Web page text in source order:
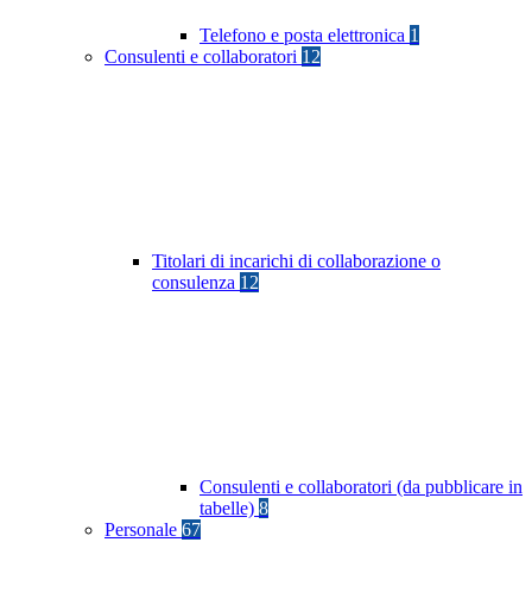
Telefono e posta elettronica 1
Consulenti e collaboratori 12
Titolari di incarichi di collaborazione o
consulenza 12
Consulenti e collaboratori (da pubblicare in
tabelle) 8
Personale 67